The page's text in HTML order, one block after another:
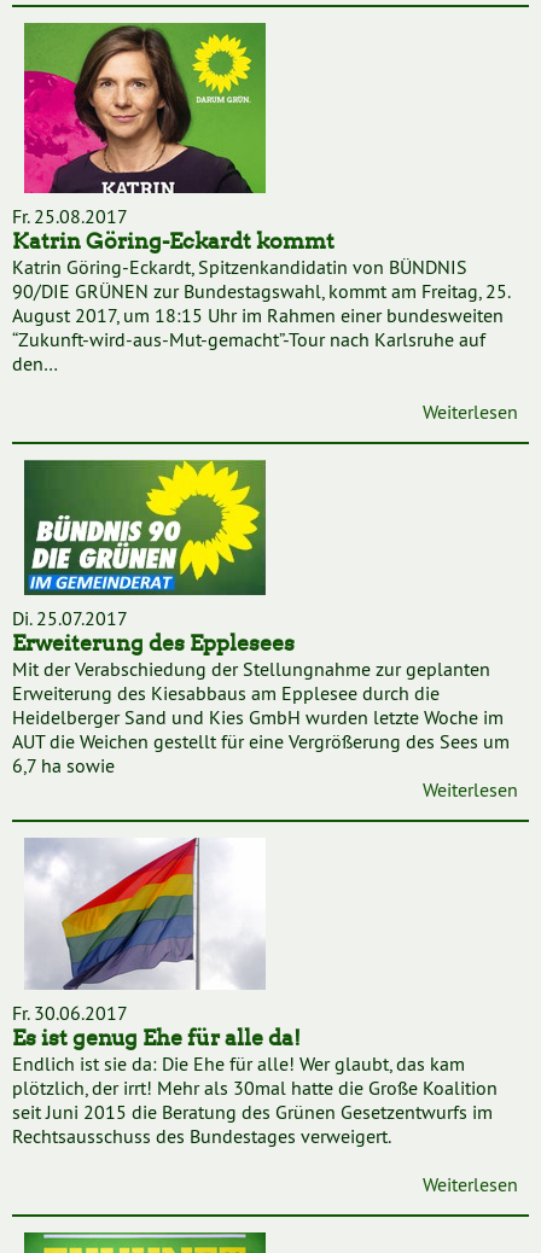
Fr. 25.08.2017
Katrin Göring-Eckardt kommt
Katrin Göring-Eckardt, Spitzenkandidatin von BÜNDNIS
90/DIE GRÜNEN zur Bundestagswahl, kommt am Freitag, 25.
August 2017, um 18:15 Uhr im Rahmen einer bundesweiten
“Zukunft-wird-aus-Mut-gemacht”-Tour nach Karlsruhe auf
den…
Weiterlesen
Di. 25.07.2017
Erweiterung des Epplesees
Mit der Verabschiedung der Stellungnahme zur geplanten
Erweiterung des Kiesabbaus am Epplesee durch die
Heidelberger Sand und Kies GmbH wurden letzte Woche im
AUT die Weichen gestellt für eine Vergrößerung des Sees um
6,7 ha sowie
Weiterlesen
Fr. 30.06.2017
Es ist genug Ehe für alle da!
Endlich ist sie da: Die Ehe für alle! Wer glaubt, das kam
plötzlich, der irrt! Mehr als 30mal hatte die Große Koalition
seit Juni 2015 die Beratung des Grünen Gesetzentwurfs im
Rechtsausschuss des Bundestages verweigert.
Weiterlesen